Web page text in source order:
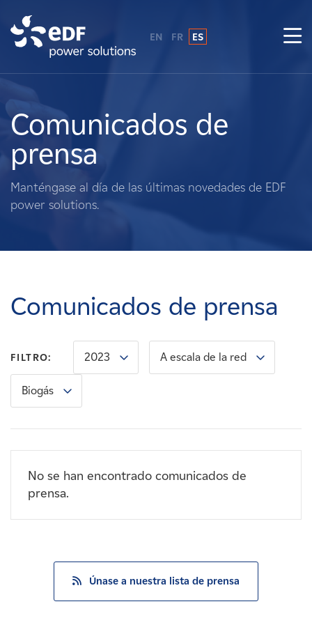
Sobre nosotros
Qué hacemos
Terratenientes
Carreras
Noticias
Contacte con
EN FR ES
Comunicados de
prensa
Manténgase al día de las últimas novedades de EDF
power solutions.
Comunicados de prensa
FILTRO: 2023 A escala de la red
Biogás
No se han encontrado comunicados de
prensa.
Únase a nuestra lista de prensa